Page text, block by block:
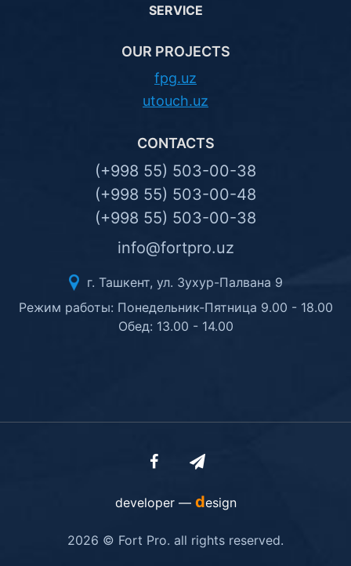
SERVICE
OUR PROJECTS
fpg.uz
utouch.uz
CONTACTS
(+998 55) 503-00-38
(+998 55) 503-00-48
(+998 55) 503-00-38
info@fortpro.uz
г. Ташкент, ул. Зухур-Палвана 9
Режим работы: Понедельник-Пятница 9.00 - 18.00
Обед: 13.00 - 14.00
developer — design
2026 © Fort Pro. all rights reserved.